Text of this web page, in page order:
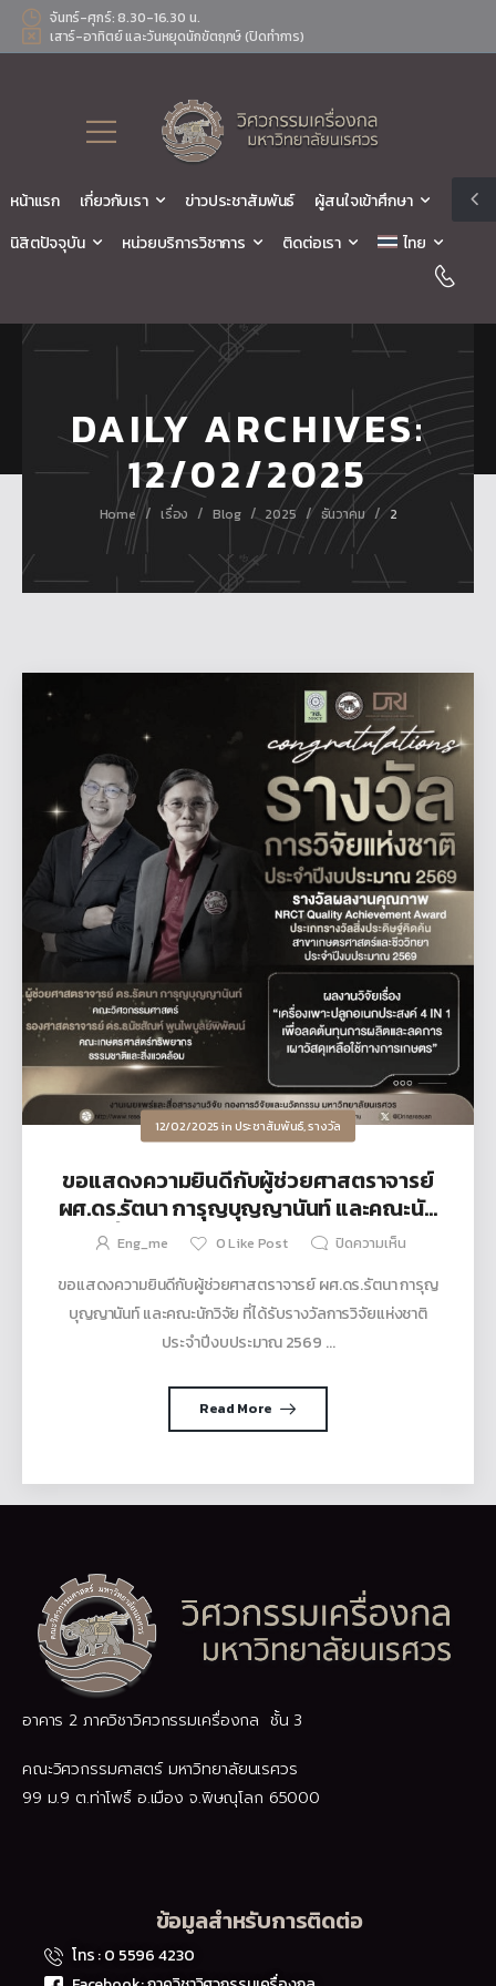
จันทร์-ศุกร์: 8.30-16.30 น.
เสาร์-อาทิตย์ และวันหยุดนักขัตฤกษ์ (ปิดทำการ)
หน้าแรก เกี่ยวกับเรา ข่าวประชาสัมพันธ์
ผู้สนใจเข้าศึกษา
นิสิตปัจจุบัน
หน่วยบริการวิชาการ ติดต่อเรา ไทย
DAILY ARCHIVES:
12/02/2025
Home / เรื่อง / Blog / 2025 / ธันวาคม / 2
12/02/2025inประชาสัมพันธ์,รางวัล
ขอแสดงความยินดีกับผู้ช่วยศาสตราจารย์
ผศ.ดร.รัตนา การุญบุญญานันท์ และคณะนัก
วิจัย ที่ได้รับรางวัลการวิจัยแห่งชาติ ประจำ
Eng_me 0Like Post ปิดความเห็น
ขอแสดงความยินดีกับผู้ช่วยศาสตราจารย์ ผศ.ดร.รัตนา การุญ
บุญญานันท์ และคณะนักวิจัย ที่ได้รับรางวัลการวิจัยแห่งชาติ
ประจำปีงบประมาณ 2569 ...
Read More
อาคาร 2 ภาควิชาวิศวกรรมเครื่องกล ชั้น 3
คณะวิศวกรรมศาสตร์ มหาวิทยาลัยนเรศวร
99 ม.9 ต.ท่าโพธิ์ อ.เมือง จ.พิษณุโลก 65000
ข้อมูลสำหรับการติดต่อ
โทร : 0 5596 4230